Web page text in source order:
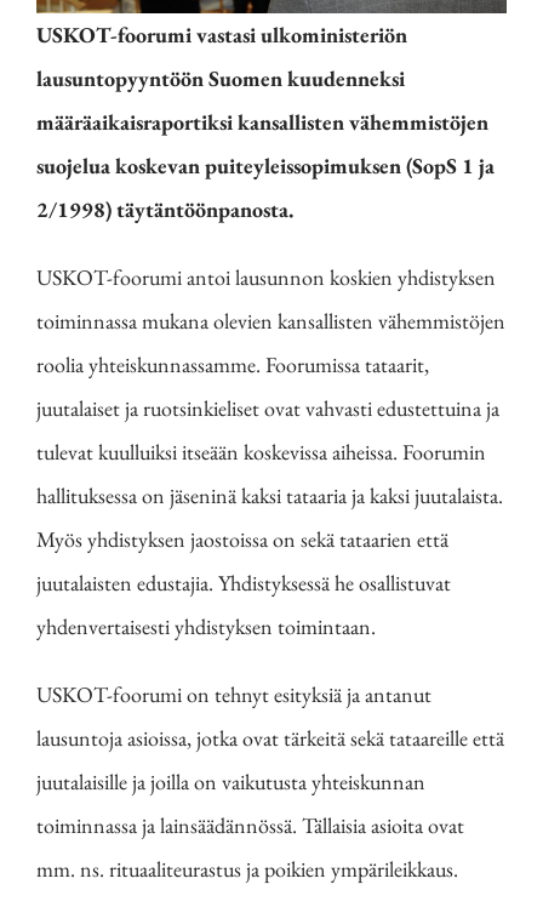
USKOT-foorumi vastasi ulkoministeriön
lausuntopyyntöön Suomen kuudenneksi
määräaikaisraportiksi kansallisten vähemmistöjen
suojelua koskevan puiteyleissopimuksen (SopS 1 ja
2/1998) täytäntöönpanosta.
USKOT-foorumi antoi lausunnon koskien yhdistyksen
toiminnassa mukana olevien kansallisten vähemmistöjen
roolia yhteiskunnassamme. Foorumissa tataarit,
juutalaiset ja ruotsinkieliset ovat vahvasti edustettuina ja
tulevat kuulluiksi itseään koskevissa aiheissa. Foorumin
hallituksessa on jäseninä kaksi tataaria ja kaksi juutalaista.
Myös yhdistyksen jaostoissa on sekä tataarien että
juutalaisten edustajia. Yhdistyksessä he osallistuvat
yhdenvertaisesti yhdistyksen toimintaan.
USKOT-foorumi on tehnyt esityksiä ja antanut
lausuntoja asioissa, jotka ovat tärkeitä sekä tataareille että
juutalaisille ja joilla on vaikutusta yhteiskunnan
toiminnassa ja lainsäädännössä. Tällaisia asioita ovat
mm. ns. rituaaliteurastus ja poikien ympärileikkaus.